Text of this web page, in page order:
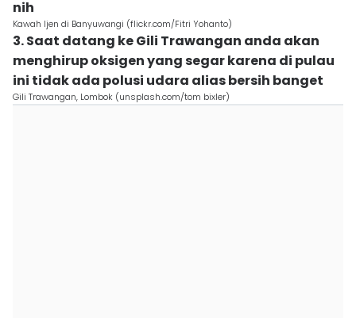
nih
Kawah Ijen di Banyuwangi (flickr.com/Fitri Yohanto)
3. Saat datang ke Gili Trawangan anda akan
menghirup oksigen yang segar karena di pulau
ini tidak ada polusi udara alias bersih banget
Gili Trawangan, Lombok (unsplash.com/tom bixler)